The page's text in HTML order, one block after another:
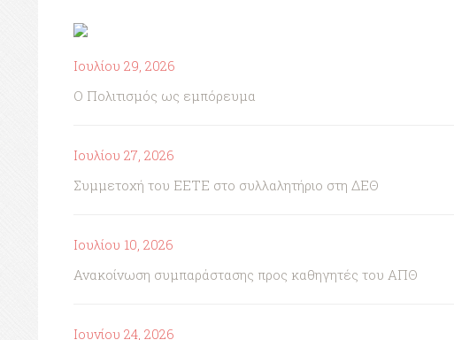
Ιουλίου 29, 2026
Ο Πολιτισμός ως εμπόρευμα
Ιουλίου 27, 2026
Συμμετοχή του ΕΕΤΕ στο συλλαλητήριο στη ΔΕΘ
Ιουλίου 10, 2026
Ανακοίνωση συμπαράστασης προς καθηγητές του ΑΠΘ
Ιουνίου 24, 2026